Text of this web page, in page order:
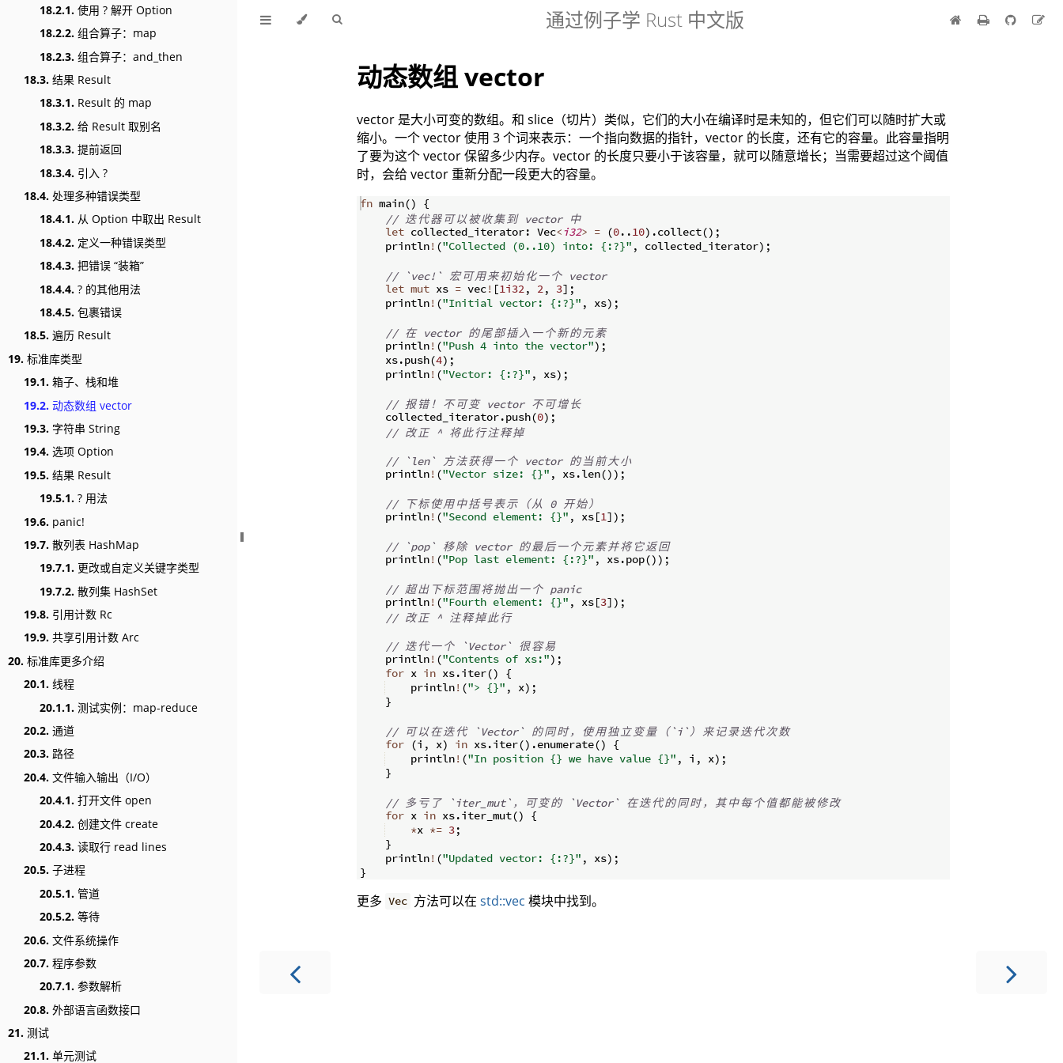
18.2.1. 使用 ? 解开 Option
18.2.2. 组合算子：map
18.2.3. 组合算子：and_then
18.3. 结果 Result
18.3.1. Result 的 map
18.3.2. 给 Result 取别名
18.3.3. 提前返回
18.3.4. 引入 ?
18.4. 处理多种错误类型
18.4.1. 从 Option 中取出 Result
18.4.2. 定义一种错误类型
18.4.3. 把错误 “装箱”
18.4.4. ? 的其他用法
18.4.5. 包裹错误
18.5. 遍历 Result
19. 标准库类型
19.1. 箱子、栈和堆
19.2. 动态数组 vector
19.3. 字符串 String
19.4. 选项 Option
19.5. 结果 Result
19.5.1. ? 用法
19.6. panic!
19.7. 散列表 HashMap
19.7.1. 更改或自定义关键字类型
19.7.2. 散列集 HashSet
19.8. 引用计数 Rc
19.9. 共享引用计数 Arc
20. 标准库更多介绍
20.1. 线程
20.1.1. 测试实例：map-reduce
20.2. 通道
20.3. 路径
20.4. 文件输入输出（I/O）
20.4.1. 打开文件 open
20.4.2. 创建文件 create
20.4.3. 读取行 read lines
20.5. 子进程
20.5.1. 管道
20.5.2. 等待
20.6. 文件系统操作
20.7. 程序参数
20.7.1. 参数解析
20.8. 外部语言函数接口
21. 测试
21.1. 单元测试
通过例子学 Rust 中文版
动态数组 vector
vector 是大小可变的数组。和 slice（切片）类似，它们的大小在编译时是未知的，但它们可以随时扩大或
缩小。一个 vector 使用 3 个词来表示：一个指向数据的指针，vector 的长度，还有它的容量。此容量指明
了要为这个 vector 保留多少内存。vector 的长度只要小于该容量，就可以随意增长；当需要超过这个阈值
时，会给 vector 重新分配一段更大的容量。
fn main()
{
// 迭 代器 可 以被收集到 vector 中
let collected_iterator: Vec<i32> = (0..10) .collect() ;
    println
! ("Collected (0..10) into: {:?}" , collected_iterator) ;
// `vec!` 宏 可用来初始 化 一 个 vector
let mut xs = vec! [1i32, 2, 3] ;
    println
! ("Initial vector: {:?}" , xs) ;
// 在 vector 的尾部插入 一 个新的元素
    println
! ("Push 4 into the vector") ;
    xs
.push(4) ;
    println
! ("Vector: {:?}" , xs) ;
// 报 错 ！ 不 可 变 vector 不 可增 长
    collected_iterator
.push(0) ;
// 改正 ^ 将此行注释掉
// `len`
方法获得 一 个 vector 的当前大小
    println
! ("Vector size: {}" , xs.len()) ;
// 下标 使用 中括 号表示 （从 0 开始）
    println
! ("Second element: {}" , xs[1]) ;
// `pop` 移除 vector 的最后 一 个元素 并将 它返回
    println
! ("Pop last element: {:?}" , xs.pop()) ;
// 超出 下标范围将抛出 一 个 panic
    println
! ("Fourth element: {}" , xs[3]) ;
// 改正 ^ 注释掉此行
// 迭 代 一 个 `Vector` 很容易
    println
! ("Contents of xs:") ;
for x in xs.iter()
{
    println
! ("> {}" , x) ;
}
// 可 以在迭 代 `Vector` 的同时 ， 使用独立 变 量 （`i`） 来 记录迭 代次 数
for (i , x) in xs.iter() .enumerate()
{
    println
! ("In position {} we have value {}" , i , x) ;
}
// 多 亏 了 `iter_mut` ， 可 变的 `Vector` 在迭 代的同时 ， 其 中每 个 值都能被 修改
for x in xs.iter_mut()
{
*x *= 3;
}
    println
! ("Updated vector: {:?}" , xs) ;
}
更多 Vec 方法可以在std::vec 模块中找到。